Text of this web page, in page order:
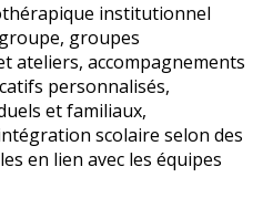
institutionnel
groupes
ateliers, accompagnements
personnalisés,
et familiaux,
scolaire selon des
en lien avec les équipes